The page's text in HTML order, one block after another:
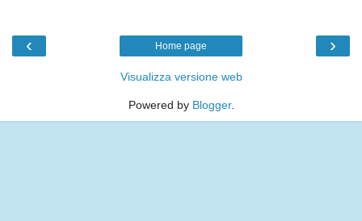
‹ ›
Home page
Visualizza versione web
Powered by Blogger.